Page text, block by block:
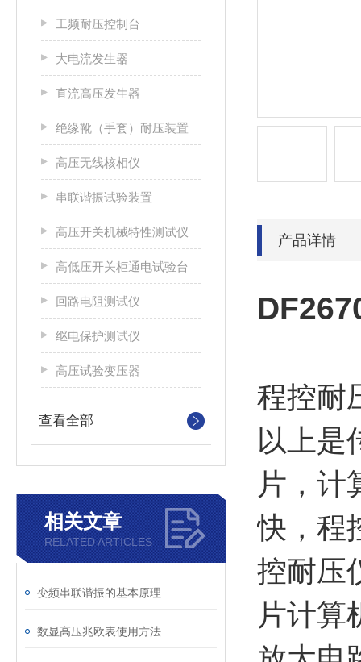
工频耐压控制台
大电流发生器
直流高压发生器
绝缘靴（手套）耐压装置
高压无线核相仪
串联谐振试验装置
高压开关机械特性测试仪
高低压开关柜通电试验台
回路电阻测试仪
继电保护测试仪
高压试验变压器
查看全部
相关文章
RELATED ARTICLES
变频串联谐振的基本原理
数显高压兆欧表使用方法
产品详情
程控耐
以上是
片，计
快，程
控耐压
片计算